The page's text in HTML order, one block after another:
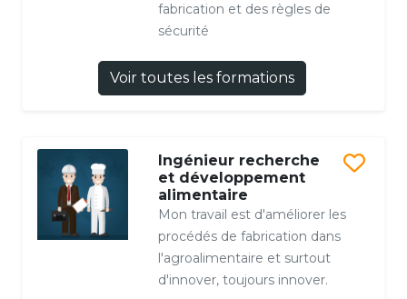
fabrication et des règles de
sécurité
Voir toutes les formations
Ingénieur recherche
et développement
alimentaire
Mon travail est d'améliorer les
procédés de fabrication dans
l'agroalimentaire et surtout
d'innover, toujours innover.